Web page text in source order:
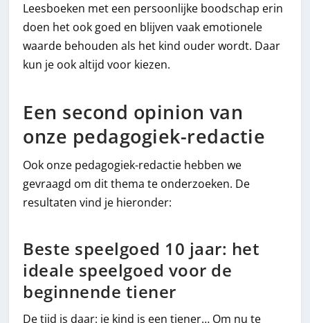
Leesboeken met een persoonlijke boodschap erin
doen het ook goed en blijven vaak emotionele
waarde behouden als het kind ouder wordt. Daar
kun je ook altijd voor kiezen.
Een second opinion van
onze pedagogiek-redactie
Ook onze pedagogiek-redactie hebben we
gevraagd om dit thema te onderzoeken. De
resultaten vind je hieronder:
Beste speelgoed 10 jaar: het
ideale speelgoed voor de
beginnende tiener
De tijd is daar: je kind is een tiener… Om nu te